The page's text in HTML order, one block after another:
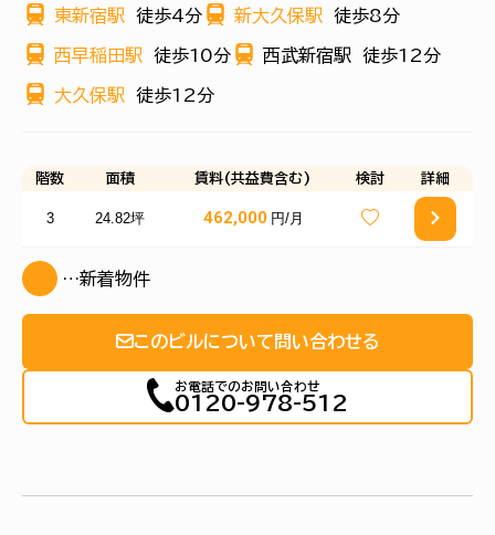
東新宿駅 徒歩4分 新大久保駅 徒歩8分
西早稲田駅 徒歩10分 西武新宿駅 徒歩12分
大久保駅 徒歩12分
階数 面積 賃料(共益費含む) 検討 詳細
3 24.82坪 462,000 円/月
…新着物件
このビルについて問い合わせる
お電話でのお問い合わせ
0120-978-512